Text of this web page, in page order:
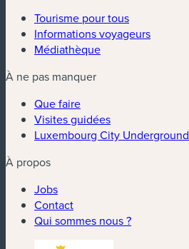
Tourisme pour tous
Informations voyageurs
Médiathèque
À ne pas manquer
Que faire
Visites guidées
Luxembourg City Underground
À propos
Jobs
Contact
Qui sommes nous ?